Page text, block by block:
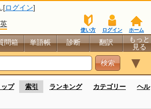
[ログイン]
ホーム
ログイン
使い方
問箱 単語帳 診断 翻訳
もっと
見る
▼
プ 索引 ランキング カテゴリー
ヘル